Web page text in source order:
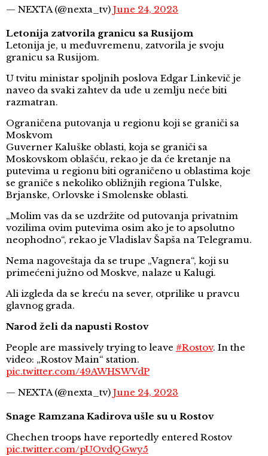
— NEXTA (@nexta_tv) June 24, 2023
Letonija zatvorila granicu sa Rusijom
Letonija je, u međuvremenu, zatvorila je svoju
granicu sa Rusijom.
U tvitu ministar spoljnih poslova Edgar Linkevič je
naveo da svaki zahtev da uđe u zemlju neće biti
razmatran.
Ograničena putovanja u regionu koji se graniči sa
Moskvom
Guverner Kaluške oblasti, koja se graniči sa
Moskovskom oblašću, rekao je da će kretanje na
putevima u regionu biti ograničeno u oblastima koje
se graniče s nekoliko obližnjih regiona Tulske,
Brjanske, Orlovske i Smolenske oblasti.
„Molim vas da se uzdržite od putovanja privatnim
vozilima ovim putevima osim ako je to apsolutno
neophodno“, rekao je Vladislav Šapša na Telegramu.
Nema nagoveštaja da se trupe „Vagnera“, koji su
primećeni južno od Moskve, nalaze u Kalugi.
Ali izgleda da se kreću na sever, otprilike u pravcu
glavnog grada.
Narod želi da napusti Rostov
People are massively trying to leave #Rostov. In the
video: „Rostov Main“ station.
pic.twitter.com/49AWHSWVdP
— NEXTA (@nexta_tv) June 24, 2023
Snage Ramzana Kadirova ušle su u Rostov
Chechen troops have reportedly entered Rostov
pic.twitter.com/pUOvdQGwy5